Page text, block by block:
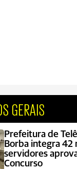
GERAIS
Prefeitura de
Borba integra 42
servidores
Concurso